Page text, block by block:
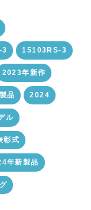
3 15103RS-3
2023年新作
品 2024
ル
彰式
年新製品